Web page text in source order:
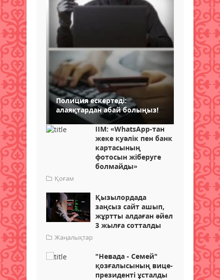
Полиция ескертеді:
алаяқтардан абай болыңыз!
ІІМ: «WhatsApp-тан
жеке куәлік пен банк
картасының
фотосын жіберуге
болмайды»
Қоғам
Қызылордада
заңсыз сайт ашып,
жұртты алдаған әйел
3 жылға сотталды
Жаңалықтар
"Невада - Семей"
қозғалысының вице-
президенті ұсталды